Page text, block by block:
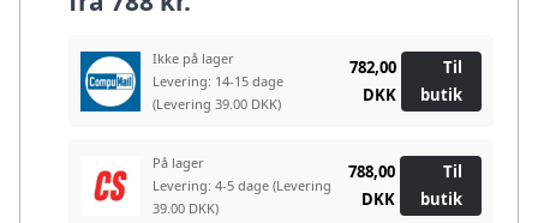
Ikke på lager
Levering: 14-15 dage
(Levering 39.00 DKK)
782,00
DKK
Til
butik
På lager
Levering: 4-5 dage (Levering
39.00 DKK)
788,00
DKK
Til
butik